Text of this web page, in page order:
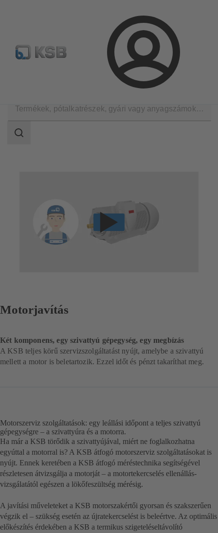
Bejelentkezés
Hírlevél Termékkonfiguráció Termékek keresése
Motor szerviz
tartomány
Keresési
Motorjavítás
Két komponens, egy szivattyú gépegység, egy megbízás
A KSB teljes körű szervizszolgáltatást nyújt, amelybe a szivattyú
mellett a motor is beletartozik. Ezzel időt és pénzt takaríthat meg.
Motorszerviz szolgáltatások: egy leállási időpont a teljes szivattyú
gépegységre – a szivattyúra és a motorra.
Ha már a KSB törődik a szivattyújával, miért ne foglalkozhatna
egyúttal a motorral is? A KSB átfogó motorszerviz szolgáltatásokat is
nyújt. Ennek keretében a KSB átfogó méréstechnika segítségével
részletesen átvizsgálja a motorját – a motortekercselés ellenállás-
vizsgálatától egészen a lökőfeszültség mérésig.
A javítási műveleteket a KSB motorszakértői gyorsan és szakszerűen
végzik el – szükség esetén az újratekercselést is beleértve. Az optimális
előkészítés érdekében a KSB a termikus szigeteléseltávolító